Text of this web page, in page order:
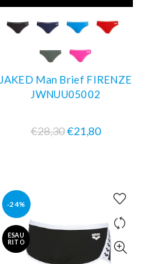
JAKED Man Brief FIRENZE
JWNUU05002
€28,30€21,80
-24%
ESAU
RITO